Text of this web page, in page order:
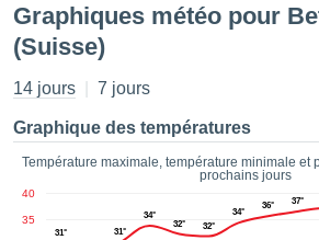
de
a
des
Graphiques météo pour
(Suisse)
14 jours 7 jours
Graphique des températures
Température maximale, température minimale et
prochains jours
35
40
31°
31°
34°
32°
32°
34°
36° 37°